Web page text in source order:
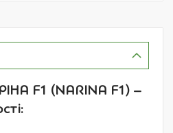
F1 (NARINA F1) –